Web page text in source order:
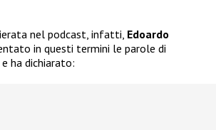
nel podcast, infatti, Edoardo
in questi termini le parole di
e ha dichiarato: